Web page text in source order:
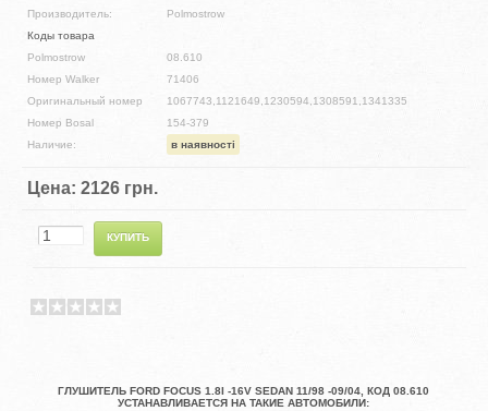
Производитель:
Polmostrow
Коды товара
Polmostrow
08.610
Номер Walker
71406
Оригинальный номер
1067743,1121649,1230594,1308591,1341335
Номер Bosal
154-379
Наличие:
в наявності
Цена:2126 грн.
ГЛУШИТЕЛЬ FORD FOCUS 1.8I -16V SEDAN 11/98 -09/04, КОД 08.610
УСТАНАВЛИВАЕТСЯ НА ТАКИЕ АВТОМОБИЛИ: